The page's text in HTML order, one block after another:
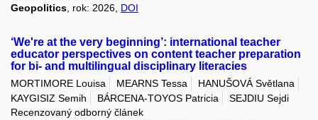
Geopolitics , rok: 2026, DOI
‘We're at the very beginning’: international teacher
educator perspectives on content teacher preparation
for bi- and multilingual disciplinary literacies
MORTIMORE Louisa MEARNS Tessa
HANUŠOVÁ Světlana
KAYGISIZ Semih
BÁRCENA-TOYOS Patricia
SEJDIU Sejdi
Recenzovaný odborný článek